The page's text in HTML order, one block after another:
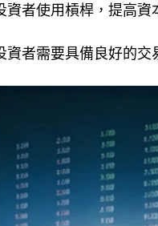
資者使用槓桿，提高資
者需要具備良好的交